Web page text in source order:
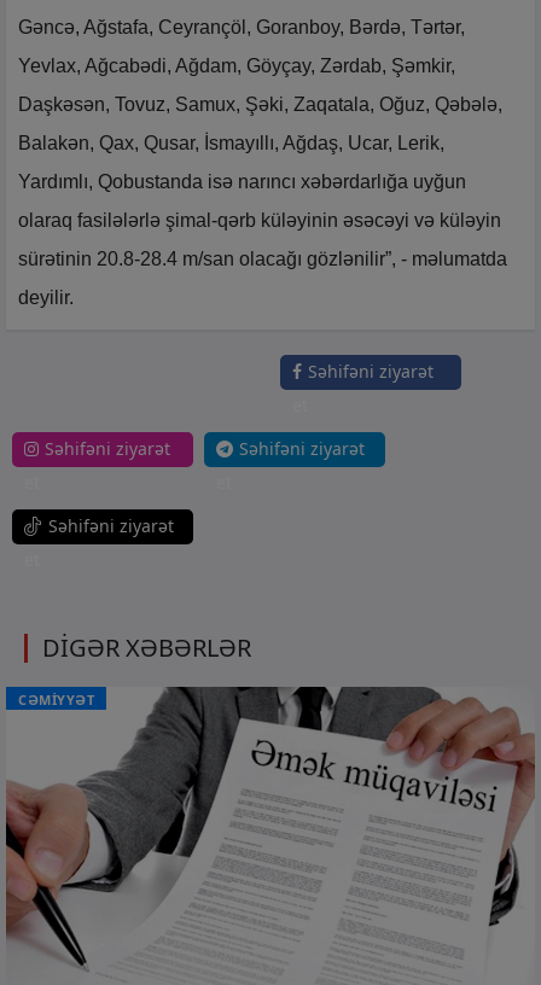
Gəncə, Ağstafa, Ceyrançöl, Goranboy, Bərdə, Tərtər,
Yevlax, Ağcabədi, Ağdam, Göyçay, Zərdab, Şəmkir,
Daşkəsən, Tovuz, Samux, Şəki, Zaqatala, Oğuz, Qəbələ,
Balakən, Qax, Qusar, İsmayıllı, Ağdaş, Ucar, Lerik,
Yardımlı, Qobustanda isə narıncı xəbərdarlığa uyğun
olaraq fasilələrlə şimal-qərb küləyinin əsəcəyi və küləyin
sürətinin 20.8-28.4 m/san olacağı gözlənilir”, - məlumatda
deyilir.
Səhifəni ziyarət
Səhifəni ziyarət
Səhifəni ziyarət
Səhifəni ziyarət
DİGƏR XƏBƏRLƏR
CƏMİYYƏT